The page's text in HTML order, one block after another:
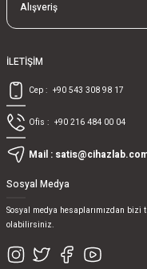
Alışveriş
İLETİŞİM
Cep : +90 543 308 98 17
Ofis : +90 216 484 00 04
Mail :
Sosyal Medya
Sosyal medya hesaplarımızdan
olabilirsiniz.